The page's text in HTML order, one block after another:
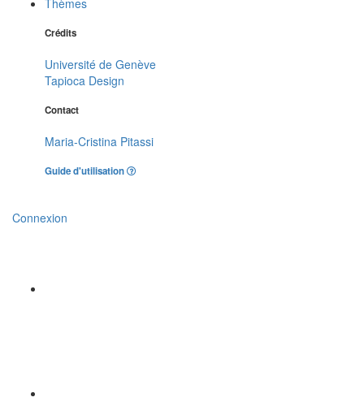
Thèmes
Crédits
Université de Genève
Tapioca Design
Contact
Maria-Cristina Pitassi
Guide d'utilisation
Connexion